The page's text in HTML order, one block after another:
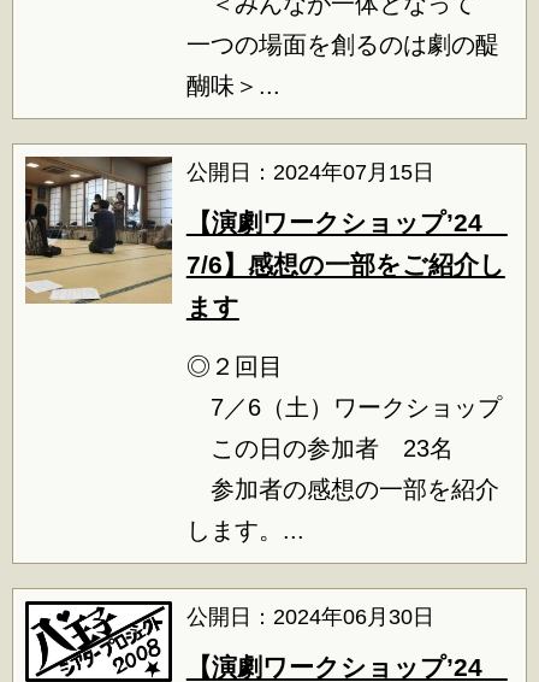
一つの場面を創るのは劇の醍
醐味＞...
公開日：2024年07月15日
【演劇ワークショップ’24
7/6】感想の一部をご紹介し
ます
◎２回目
7／6（土）ワークショップ
この日の参加者 23名
参加者の感想の一部を紹介
します。...
公開日：2024年06月30日
【演劇ワークショップ’24